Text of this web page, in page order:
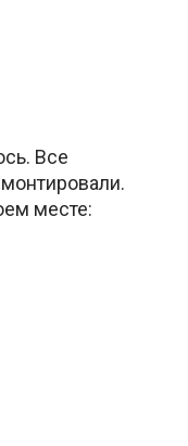
Все
месте: